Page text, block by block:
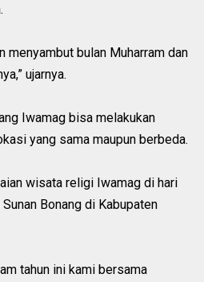
menyambut bulan Muharram dan
ujarnya.
Iwamag bisa melakukan
yang sama maupun berbeda.
wisata religi Iwamag di hari
Bonang di Kabupaten
tahun ini kami bersama